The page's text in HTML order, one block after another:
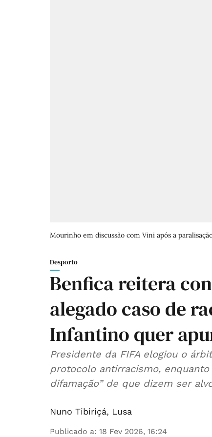
Mourinho em discussão com Vini após a
Desporto
Benfica reitera
alegado caso de
Infantino quer
Presidente da FIFA elogiou o
protocolo antirracismo,
difamação” de que dizem ser
Nuno Tibiriçá, Lusa
Publicado a: 18 Fev 2026, 16:24